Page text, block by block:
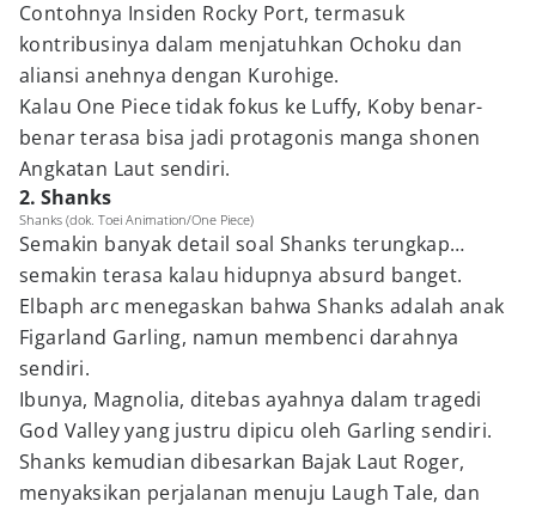
Contohnya Insiden Rocky Port, termasuk
kontribusinya dalam menjatuhkan Ochoku dan
aliansi anehnya dengan Kurohige.
Kalau One Piece tidak fokus ke Luffy, Koby benar-
benar terasa bisa jadi protagonis manga shonen
Angkatan Laut sendiri.
2. Shanks
Shanks (dok. Toei Animation/One Piece)
Semakin banyak detail soal Shanks terungkap…
semakin terasa kalau hidupnya absurd banget.
Elbaph arc menegaskan bahwa Shanks adalah anak
Figarland Garling, namun membenci darahnya
sendiri.
Ibunya, Magnolia, ditebas ayahnya dalam tragedi
God Valley yang justru dipicu oleh Garling sendiri.
Shanks kemudian dibesarkan Bajak Laut Roger,
menyaksikan perjalanan menuju Laugh Tale, dan